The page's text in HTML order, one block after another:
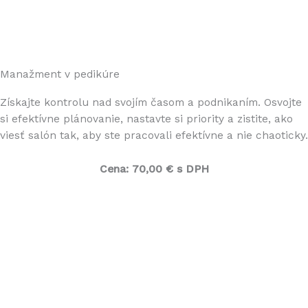
Manažment v pedikúre
Získajte kontrolu nad svojím časom a podnikaním. Osvojte
si efektívne plánovanie, nastavte si priority a zistite, ako
viesť salón tak, aby ste pracovali efektívne a nie chaoticky.
Cena: 70,00 € s DPH